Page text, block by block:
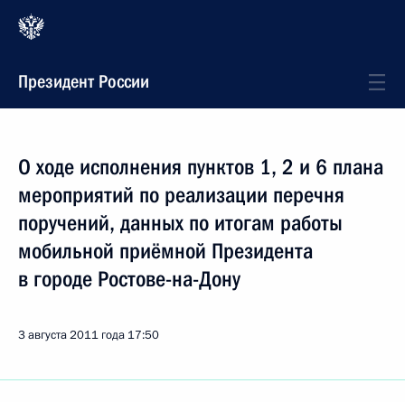
Президент России
О ходе исполнения пунктов 1, 2 и 6 плана
мероприятий по реализации перечня
поручений, данных по итогам работы
мобильной приёмной Президента
в городе Ростове-на-Дону
3 августа 2011 года 17:50